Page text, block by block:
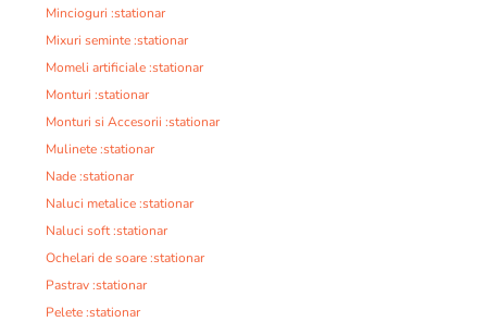
Mincioguri :stationar
Mixuri seminte :stationar
Momeli artificiale :stationar
Monturi :stationar
Monturi si Accesorii :stationar
Mulinete :stationar
Nade :stationar
Naluci metalice :stationar
Naluci soft :stationar
Ochelari de soare :stationar
Pastrav :stationar
Pelete :stationar